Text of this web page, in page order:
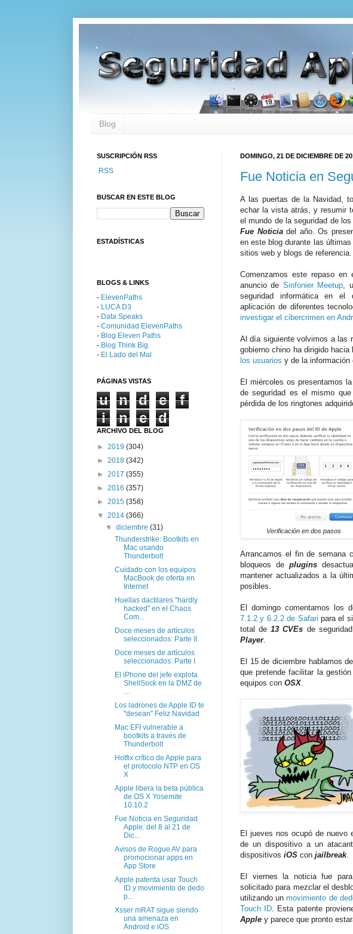
Blog
DOMINGO, 21 DE DICIEMBRE DE
Fue Noticia en
A las puertas de la Navidad,
echar la vista atrás, y resumir
el mundo de la seguridad de
Fue Noticiadel año. Os
en este blog durante las
sitios web y blogs de referencia.
Comenzamos este repaso
anuncio de Sinfonier Meetup,
seguridad informática en el
aplicación de diferentes
investigar el cibercrimen en
Al día siguiente volvimos a las
gobierno chino ha dirigido
los usuarios y de la información
El miércoles os presentamos la
de seguridad es el mismo
pérdida de los ringtones
Verificación en dos pasos
Arrancamos el fin de semana
bloqueos deplugins
mantener actualizados a la
posibles.
El domingo comentamos los
7.1.2 y 6.2.2 de Safari para el
total de13 CVEs de
Player.
El 15 de diciembre hablamos de
que pretende facilitar la
equipos con OSX.
El jueves nos ocupó de nuevo
de un dispositivo a un
dispositivos iOS con jailbreak.
El viernes la noticia fue
solicitado para mezclar el
utilizando unmovimiento de
Touch ID. Esta patente
Apple y parece que pronto
SUSCRIPCIÓN RSS
RSS
BUSCAR EN ESTE BLOG
ESTADÍSTICAS
BLOGS & LINKS
- ElevenPaths
- LUCA D3
- Data Speaks
- Comunidad ElevenPaths
- Blog Eleven Paths
- Blog Think Big
- El Lado del Mal
PÁGINAS VISTAS
u n d e
f
i
n e d
ARCHIVO DEL BLOG
► 2019 (304)
► 2018 (342)
► 2017 (355)
► 2016 (357)
► 2015 (358)
▼ 2014 (366)
▼diciembre(31)
Thunderstrike: Bootkits en
Mac usando
Thunderbolt
Cuidado con los equipos
MacBook de oferta en
Internet
Huellas dactilares "hardly
hacked" en el Chaos
Com...
Doce meses de artículos
seleccionados: Parte II
Doce meses de artículos
seleccionados: Parte I
El iPhone del jefe explota
ShellSock en la DMZ de
Los ladrones de Apple ID te
"desean" Feliz Navidad
Mac EFI vulnerable a
bootkits a través de
Thunderbolt
Hotfix crítico de Apple para
el protocolo NTP en OS
X
Apple libera la beta pública
de OS X Yosemite
10.10.2
Fue Noticia en Seguridad
Apple: del 8 al 21 de
Dic...
Avisos de Rogue AV para
promocionar apps en
App Store
Apple patenta usar Touch
ID y movimiento de dedo
p...
Xsser mRAT sigue siendo
una amenaza en
Android e iOS